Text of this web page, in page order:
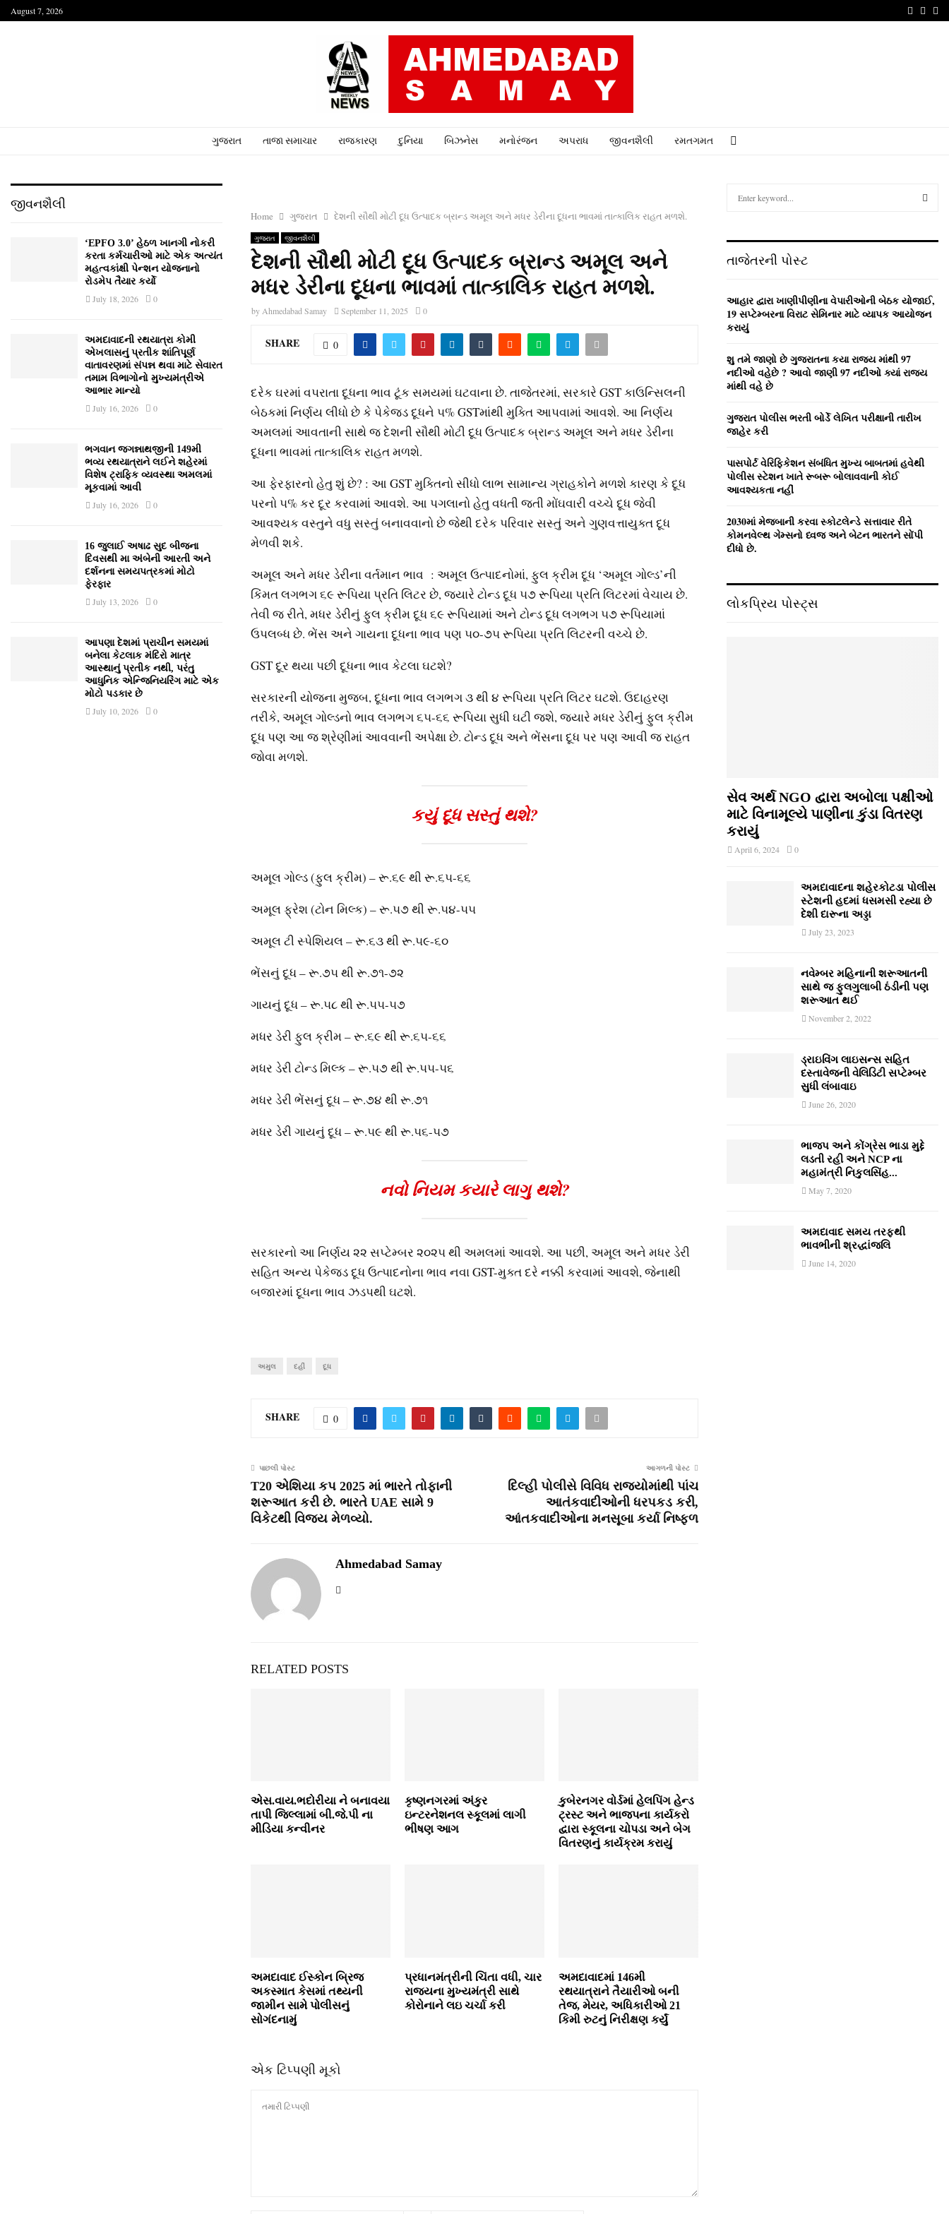
August 7, 2026
ગુજરાત તાજા સમાચાર રાજકારણ દુનિયા બિઝનેસ મનોરંજન અપરાધ જીવનશૈલી રમતગમત
Home ગુજરાત દેશની સૌથી મોટી દૂધ ઉત્‍પાદક બ્રાન્‍ડ અમૂલ અને મધર ડેરીના દૂધના ભાવમાં તાત્‍કાલિક રાહત મળશે.
ગુજરાત જીવનશૈલી
દેશની સૌથી મોટી દૂધ ઉત્‍પાદક બ્રાન્‍ડ અમૂલ અને
મધર ડેરીના દૂધના ભાવમાં તાત્‍કાલિક રાહત મળશે.
by Ahmedabad Samay September 11, 2025 0
SHARE 0
દરેક ઘરમાં વપરાતા દૂધના ભાવ ટૂંક સમયમાં ઘટવાના છે. તાજેતરમાં, સરકારે GST કાઉન્‍સિલની
બેઠકમાં નિર્ણય લીધો છે કે પેકેજ્‍ડ દૂધને ૫% GSTમાંથી મુક્‍તિ આપવામાં આવશે. આ નિર્ણય
અમલમાં આવતાની સાથે જ દેશની સૌથી મોટી દૂધ ઉત્‍પાદક બ્રાન્‍ડ અમૂલ અને મધર ડેરીના
દૂધના ભાવમાં તાત્‍કાલિક રાહત મળશે.
આ ફેરફારનો હેતુ શું છે? : આ GST મુક્‍તિનો સીધો લાભ સામાન્‍ય ગ્રાહકોને મળશે કારણ કે દૂધ
પરનો ૫% કર દૂર કરવામાં આવશે. આ પગલાનો હેતુ વધતી જતી મોંઘવારી વચ્‍ચે દૂધ જેવી
આવશ્‍યક વસ્‍તુને વધુ સસ્‍તું બનાવવાનો છે જેથી દરેક પરિવાર સસ્‍તું અને ગુણવત્તાયુક્‍ત દૂધ
મેળવી શકે.
અમૂલ અને મધર ડેરીના વર્તમાન ભાવ : અમૂલ ઉત્‍પાદનોમાં, ફુલ ક્રીમ દૂધ ‘અમૂલ ગોલ્‍ડ’ની
કિંમત લગભગ ૬૯ રૂપિયા પ્રતિ લિટર છે, જ્‍યારે ટોન્‍ડ દૂધ ૫૭ રૂપિયા પ્રતિ લિટરમાં વેચાય છે.
તેવી જ રીતે, મધર ડેરીનું ફુલ ક્રીમ દૂધ ૬૯ રૂપિયામાં અને ટોન્‍ડ દૂધ લગભગ ૫૭ રૂપિયામાં
ઉપલબ્‍ધ છે. ભેંસ અને ગાયના દૂધના ભાવ પણ ૫૦-૭૫ રૂપિયા પ્રતિ લિટરની વચ્‍ચે છે.
GST દૂર થયા પછી દૂધના ભાવ કેટલા ઘટશે?
સરકારની યોજના મુજબ, દૂધના ભાવ લગભગ ૩ થી ૪ રૂપિયા પ્રતિ લિટર ઘટશે. ઉદાહરણ
તરીકે, અમૂલ ગોલ્‍ડનો ભાવ લગભગ ૬૫-૬૬ રૂપિયા સુધી ઘટી જશે, જ્‍યારે મધર ડેરીનું ફુલ ક્રીમ
દૂધ પણ આ જ શ્રેણીમાં આવવાની અપેક્ષા છે. ટોન્‍ડ દૂધ અને ભેંસના દૂધ પર પણ આવી જ રાહત
જોવા મળશે.
કયું દૂધ સસ્‍તું થશે?
અમૂલ ગોલ્‍ડ (ફુલ ક્રીમ) – રૂ.૬૯ થી રૂ.૬૫-૬૬
અમૂલ ફ્રેશ (ટોન મિલ્‍ક) – રૂ.૫૭ થી રૂ.૫૪-૫૫
અમૂલ ટી સ્‍પેશિયલ – રૂ.૬૩ થી રૂ.૫૯-૬૦
ભેંસનું દૂધ – રૂ.૭૫ થી રૂ.૭૧-૭૨
ગાયનું દૂધ – રૂ.૫૮ થી રૂ.૫૫-૫૭
મધર ડેરી ફુલ ક્રીમ – રૂ.૬૯ થી રૂ.૬૫-૬૬
મધર ડેરી ટોન્‍ડ મિલ્‍ક – રૂ.૫૭ થી રૂ.૫૫-૫૬
મધર ડેરી ભેંસનું દૂધ – રૂ.૭૪ થી રૂ.૭૧
મધર ડેરી ગાયનું દૂધ – રૂ.૫૯ થી રૂ.૫૬-૫૭
નવો નિયમ કયારે લાગુ થશે?
સરકારનો આ નિર્ણય ૨૨ સપ્‍ટેમ્‍બર ૨૦૨૫ થી અમલમાં આવશે. આ પછી, અમૂલ અને મધર ડેરી
સહિત અન્‍ય પેકેજ્‍ડ દૂધ ઉત્‍પાદનોના ભાવ નવા GST-મુક્‍ત દરે નક્કી કરવામાં આવશે, જેનાથી
બજારમાં દૂધના ભાવ ઝડપથી ઘટશે.
અમુલ દહીં દૂધ
SHARE 0
પાછલી પોસ્ટ
T20 એશિયા કપ 2025 માં ભારતે તોફાની
શરૂઆત કરી છે. ભારતે UAE સામે 9
વિકેટથી વિજય મેળવ્યો.
આગળની પોસ્ટ
દિલ્‍હી પોલીસે વિવિધ રાજ્‍યોમાંથી પાંચ
આતંકવાદીઓની ધરપકડ કરી,
આંતકવાદીઓના મનસૂબા કર્યા નિષ્ફળ
Ahmedabad Samay
RELATED POSTS
એસ.વાય.ભદોરીયા ને બનાવયા
તાપી જિલ્લામાં બી.જે.પી ના
મીડિયા કન્વીનર
કૃષ્ણનગરમાં અંકુર
ઇન્ટરનેશનલ સ્કૂલમાં લાગી
ભીષણ આગ
કુબેરનગર વોર્ડમાં હેલપિંગ હેન્ડ
ટ્રસ્ટ અને ભાજપના કાર્યકરો
દ્વારા સ્કૂલના ચોપડા અને બેગ
વિતરણનું કાર્યક્રમ કરાયું
અમદાવાદ ઈસ્કોન બ્રિજ
અકસ્માત કેસમાં તથ્યની
જામીન સામે પોલીસનું
સોગંદનામું
પ્રધાનમંત્રીની ચિંતા વધી, ચાર
રાજ્યના મુખ્યમંત્રી સાથે
કોરોનાને લઇ ચર્ચા કરી
અમદાવાદમાં 146મી
રથયાત્રાને તૈયારીઓ બની
તેજ, મેયર, અધિકારીઓ 21
કિમી રુટનું નિરીક્ષણ કર્યું
એક ટિપ્પણી મૂકો
જીવનશૈલી
‘EPFO 3.0’ હેઠળ ખાનગી નોકરી
કરતા કર્મચારીઓ માટે એક અત્યંત
મહત્વકાંક્ષી પેન્શન યોજનાનો
રોડમેપ તૈયાર કર્યો
July 18, 2026 0
અમદાવાદની રથયાત્રા કોમી
એખલાસનું પ્રતીક શાંતિપૂર્ણ
વાતાવરણમાં સંપન્ન થવા માટે સેવારત
તમામ વિભાગોનો મુખ્યમંત્રીએ
આભાર માન્યો
July 16, 2026 0
ભગવાન જગન્નાથજીની 149મી
ભવ્ય રથયાત્રાને લઈને શહેરમાં
વિશેષ ટ્રાફિક વ્યવસ્થા અમલમાં
મૂકવામાં આવી
July 16, 2026 0
16 જુલાઈ અષાઢ સુદ બીજના
દિવસથી મા અંબેની આરતી અને
દર્શનના સમયપત્રકમાં મોટો
ફેરફાર
July 13, 2026 0
આપણા દેશમાં પ્રાચીન સમયમાં
બનેલા કેટલાક મંદિરો માત્ર
આસ્થાનું પ્રતીક નથી, પરંતુ
આધુનિક એન્જિનિયરિંગ માટે એક
મોટો પડકાર છે
July 10, 2026 0
h
o
r
:
R
H
તાજેતરની પોસ્ટ
આહાર દ્વારા ખાણીપીણીના વેપારીઓની બેઠક યોજાઈ,
19 સપ્ટેમ્બરના વિરાટ સેમિનાર માટે વ્યાપક આયોજન
કરાયું
શુ તમે જાણો છે ગુજરાતના કયા રાજ્ય માંથી 97
નદીઓ વહેછે ? આવો જાણી 97 નદીઓ ક્યાં રાજ્ય
માંથી વહે છે
ગુજરાત પોલીસ ભરતી બોર્ડે લેખિત પરીક્ષાની તારીખ
જાહેર કરી
પાસપોર્ટ વેરિફિકેશન સંબંધિત મુખ્ય બાબતમાં હવેથી
પોલીસ સ્ટેશન ખાતે રૂબરૂ બોલાવવાની કોઈ
આવશ્યકતા નહીં
2030માં મેજબાની કરવા સ્કોટલેન્ડે સત્તાવાર રીતે
કોમનવેલ્થ ગેમ્સનો ધ્વજ અને બેટન ભારતને સોંપી
દીધો છે.
લોકપ્રિય પોસ્ટ્સ
સેવ અર્થ NGO દ્વારા અબોલા પક્ષીઓ
માટે વિનામૂલ્યે પાણીના કુંડા વિતરણ
કરાયું
April 6, 2024 0
અમદાવાદના શહેરકોટડા પોલીસ
સ્ટેશની હદમાં ધસમસી રહ્યા છે
દેશી દારૂના અડ્ડા
July 23, 2023
નવેમ્‍બર મહિનાની શરૂઆતની
સાથે જ ફુલગુલાબી ઠંડીની પણ
શરૂઆત થઈ
November 2, 2022
ડ્રાઇવિંગ લાઇસન્સ સહિત
દસ્તાવેજની વેલિડિટી સપ્ટેમ્બર
સુધી લંબાવાઇ
June 26, 2020
ભાજપ અને કોંગ્રેસ ભાડા મુદ્દે
લડતી રહી અને NCP ના
મહામંત્રી નિકુલસિંહ...
May 7, 2020
અમદાવાદ સમય તરફથી
ભાવભીની શ્રદ્ધાંજલિ
June 14, 2020